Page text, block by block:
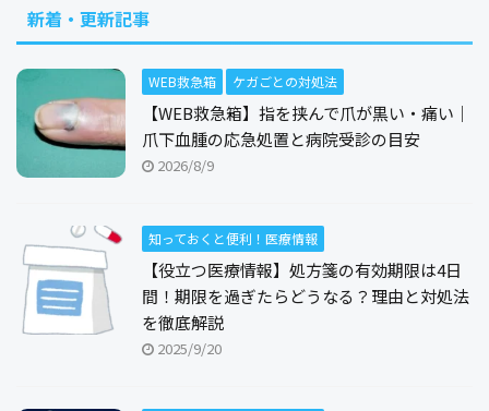
新着・更新記事
WEB救急箱 ケガごとの対処法
【WEB救急箱】指を挟んで爪が黒い・痛い｜
爪下血腫の応急処置と病院受診の目安
2026/8/9
知っておくと便利！医療情報
【役立つ医療情報】処方箋の有効期限は4日
間！期限を過ぎたらどうなる？理由と対処法
を徹底解説
2025/9/20